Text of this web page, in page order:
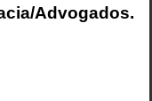
Advogados.